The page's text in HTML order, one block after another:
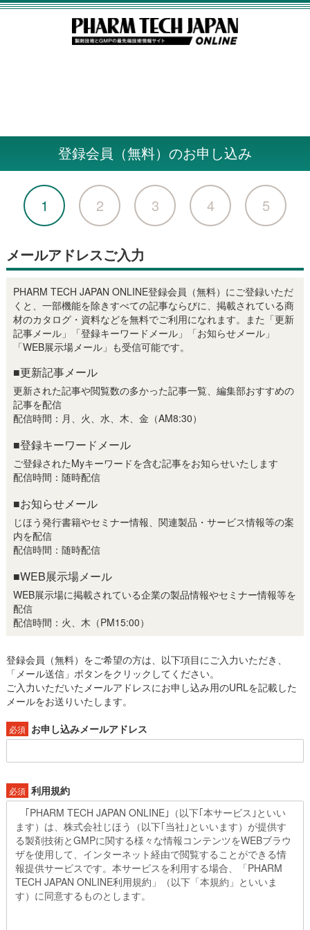
登録会員（無料）のお申し込み
1 2 3 4 5
メールアドレスご入力
PHARM TECH JAPAN ONLINE登録会員（無料）にご登録いただ
くと、一部機能を除きすべての記事ならびに、掲載されている商
材のカタログ・資料などを無料でご利用になれます。また「更新
記事メール」「登録キーワードメール」「お知らせメール」
「WEB展示場メール」も受信可能です。
■更新記事メール
更新された記事や閲覧数の多かった記事一覧、編集部おすすめの
記事を配信
配信時間：月、火、水、木、金（AM8:30）
■登録キーワードメール
ご登録されたMyキーワードを含む記事をお知らせいたします
配信時間：随時配信
■お知らせメール
じほう発行書籍やセミナー情報、関連製品・サービス情報等の案
内を配信
配信時間：随時配信
■WEB展示場メール
WEB展示場に掲載されている企業の製品情報やセミナー情報等を
配信
配信時間：火、木（PM15:00）
登録会員（無料）をご希望の方は、以下項目にご入力いただき、
「メール送信」ボタンをクリックしてください。
ご入力いただいたメールアドレスにお申し込み用のURLを記載した
メールをお送りいたします。
必須 お申し込みメールアドレス
必須 利用規約